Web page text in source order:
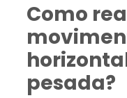
Como
pesada?